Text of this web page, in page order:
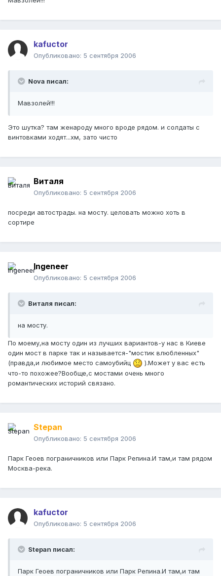
kafuctor
Опубликовано: 5 сентября 2006
Nova писал:
Мавзолей!!!
Это шутка? там женароду много вроде рядом. и солдаты с
винтовками ходят...хм, зато чисто
Виталя
Опубликовано: 5 сентября 2006
посреди автострады. на мосту. целовать можно хоть в
сортире
Ingeneer
Опубликовано: 5 сентября 2006
Виталя писал:
на мосту.
По моему,на мосту один из лучших вариантов-у нас в Киеве
один мост в парке так и называется-"мостик влюбленных"
(правда,и любимое место самоубийц
).Может у вас есть
что-то похожее?Вообще,с мостами очень много
романтических историй связано.
Stepan
Опубликовано: 5 сентября 2006
Парк Геоев пограничников или Парк Репина.И там,и там рядом
Москва-река.
kafuctor
Опубликовано: 5 сентября 2006
Stepan писал:
Парк Геоев пограничников или Парк Репина.И там,и там